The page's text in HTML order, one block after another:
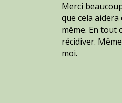
Merci
que cela
même. En tout
récidiver.
moi.